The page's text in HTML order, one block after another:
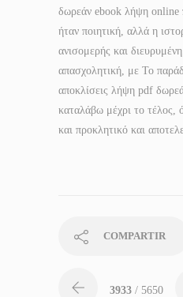
δωρεάν ebook λήψη online
ήταν ποιητική, αλλά η
ανισομερής και
απασχολητική, με Το
αποκλίσεις λήψη pdf
καταλάβω μέχρι το τέλος,
και προκλητικό και
COMPARTIR
3933 / 5650